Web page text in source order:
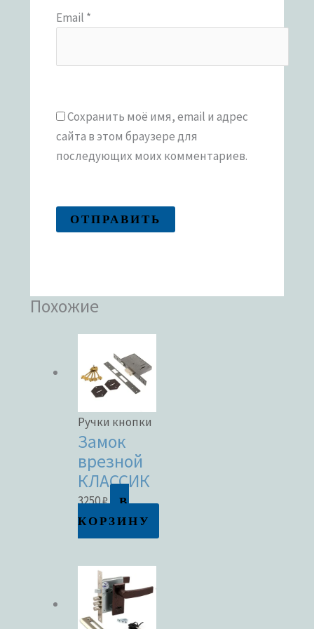
Email *
Сохранить моё имя, email и адрес
сайта в этом браузере для
последующих моих комментариев.
Похожие
Ручки кнопки
Замок
врезной
КЛАССИК
3250₽
В
КОРЗИНУ